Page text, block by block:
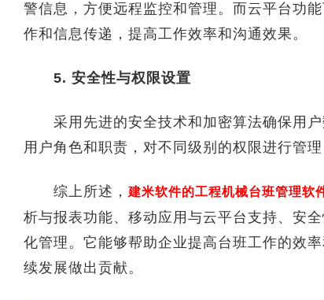
警信息，方便远程监控和管理。而云平台功
作和信息传递，提高工作效率和沟通效果。
5. 安全性与权限设置
采用先进的安全技术和加密算法确保用户
用户角色和职责，对不同级别的权限进行管
综上所述， 建米软件的工程机械台班管理软
析与报表功能、移动应用与云平台支持、安
化管理。它能够帮助企业提高台班工作的效
续发展做出贡献。